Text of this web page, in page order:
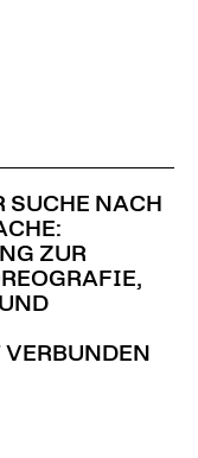
SUCHE NACH
ZUR